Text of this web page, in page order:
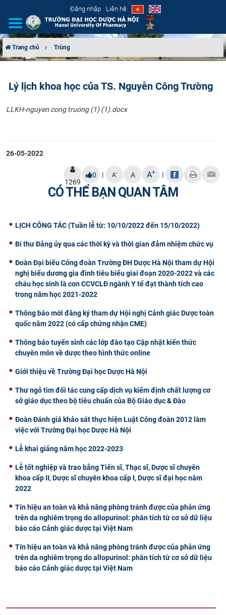
Đăng nhập Liên hệ
CƠ CẤU TỔ CHỨC
TUYỂN SINH
ĐẢM BẢO CHẤT LƯỢNG
KHOA HỌC CÔNG NGHỆ
CỰU NGƯỜI HỌC
Trang chủ Trùng
Lý lịch khoa học của TS. Nguyễn Công Trường
​LLKH-nguyen cong truong (1) (1).docx
26-05-2022
1269
0 | A- A A+ |
CÓ THỂ BẠN QUAN TÂM
LỊCH CÔNG TÁC (Tuần lễ từ: 10/10/2022 đến 15/10/2022)
Bí thư Đảng ủy qua các thời kỳ và thời gian đảm nhiệm chức vụ
Đoàn Đại biểu Công đoàn Trường ĐH Dược Hà Nội tham dự Hội
nghị biểu dương gia đình tiêu biểu giai đoạn 2020-2022 và các
cháu học sinh là con CCVCLĐ ngành Y tế đạt thành tích cao
trong năm học 2021-2022
Thông báo mời đăng ký tham dự Hội nghị Cảnh giác Dược toàn
quốc năm 2022 (có cấp chứng nhận CME)
Thông báo tuyển sinh các lớp đào tạo Cập nhật kiến thức
chuyên môn về dược theo hình thức online
Giới thiệu về Trường Đại học Dược Hà Nội
Thư ngỏ tìm đối tác cung cấp dịch vụ kiểm định chất lượng cơ
sở giáo dục theo bộ tiêu chuẩn của Bộ Giáo dục & Đào
Đoàn Đánh giá khảo sát thực hiện Luật Công đoàn 2012 làm
việc với Trường Đại học Dược Hà Nội
Lễ khai giảng năm học 2022-2023
Lễ tốt nghiệp và trao bằng Tiến sĩ, Thạc sĩ, Dược sĩ chuyên
khoa cấp II, Dược sĩ chuyên khoa cấp I, Dược sĩ đại học năm
2022
Tín hiệu an toàn và khả năng phòng tránh được của phản ứng
trên da nghiêm trọng do allopurinol: phân tích từ cơ sở dữ liệu
báo cáo Cảnh giác dược tại Việt Nam
Tín hiệu an toàn và khả năng phòng tránh được của phản ứng
trên da nghiêm trọng do allopurinol: phân tích từ cơ sở dữ liệu
báo cáo Cảnh giác dược tại Việt Nam